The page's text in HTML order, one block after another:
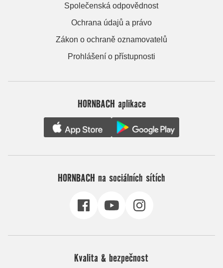
Společenská odpovědnost
Ochrana údajů a právo
Zákon o ochraně oznamovatelů
Prohlášení o přístupnosti
HORNBACH aplikace
HORNBACH na sociálních sítích
Kvalita & bezpečnost